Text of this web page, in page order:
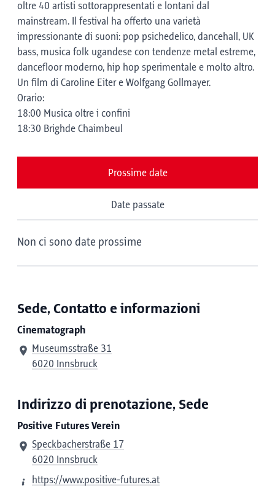
oltre 40 artisti sottorappresentati e lontani dal
mainstream. Il festival ha offerto una varietà
impressionante di suoni: pop psichedelico, dancehall, UK
bass, musica folk ugandese con tendenze metal estreme,
dancefloor moderno, hip hop sperimentale e molto altro.
Un film di Caroline Eiter e Wolfgang Gollmayer.
Orario:
18:00 Musica oltre i confini
18:30 Brighde Chaimbeul
Prossime date
Date passate
Non ci sono date prossime
Sede, Contatto e informazioni
Cinematograph
Museumsstraße 31
6020 Innsbruck
Indirizzo di prenotazione, Sede
Positive Futures Verein
Speckbacherstraße 17
6020 Innsbruck
https://www.positive-futures.at